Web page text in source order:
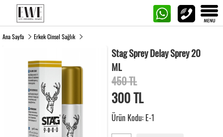
Ana Sayfa Erkek Cinsel Sağlık
Stag Sprey Delay Sprey 20
ML
450 TL
300TL
Ürün Kodu: E-1